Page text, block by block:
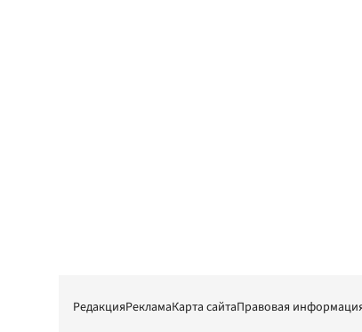
РедакцияРекламаКарта сайтаПравовая